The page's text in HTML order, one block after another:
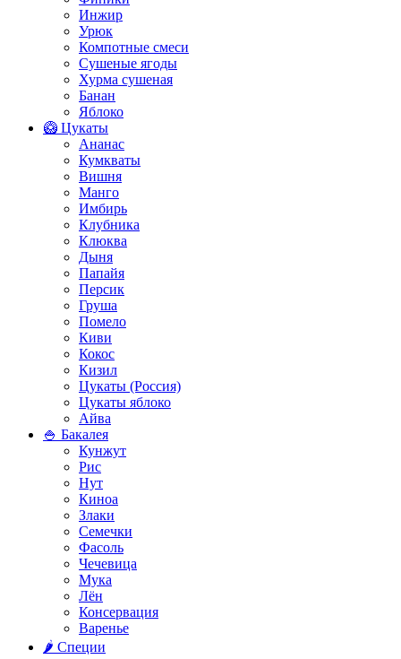
Инжир
Урюк
Компотные смеси
Сушеные ягоды
Хурма сушеная
Банан
Яблоко
🥝 Цукаты
Ананас
Кумкваты
Вишня
Манго
Имбирь
Клубника
Клюква
Дыня
Папайя
Персик
Груша
Помело
Киви
Кокос
Кизил
Цукаты (Россия)
Цукаты яблоко
Айва
🍚 Бакалея
Кунжут
Рис
Нут
Киноа
Злаки
Семечки
Фасоль
Чечевица
Мука
Лён
Консервация
Варенье
🌶️ Специи